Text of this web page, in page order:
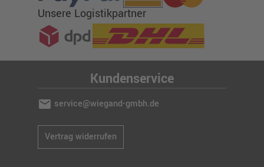
Unsere Logistikpartner
Kundenservice
mail service@wiegand-gmbh.de
Vertrag widerrufen